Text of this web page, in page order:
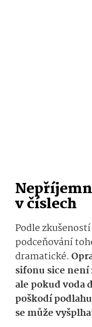
v číslech
Podle
podceňování
dramatické.
sifonu sice
ale pokud voda
poškodí
se může